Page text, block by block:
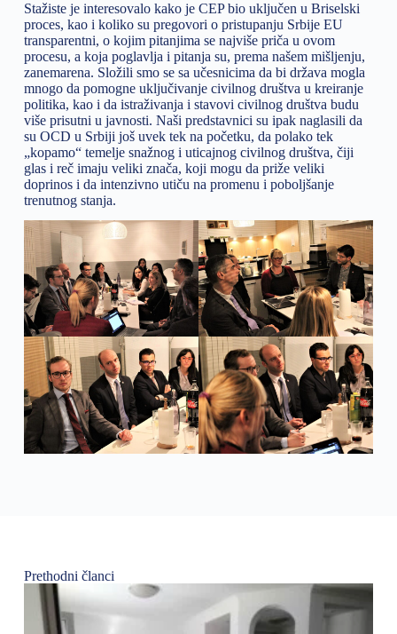
Stažiste je interesovalo kako je CEP bio uključen u Briselski
proces, kao i koliko su pregovori o pristupanju Srbije EU
transparentni, o kojim pitanjima se najviše priča u ovom
procesu, a koja poglavlja i pitanja su, prema našem mišljenju,
zanemarena. Složili smo se sa učesnicima da bi država mogla
mnogo da pomogne uključivanje civilnog društva u kreiranje
politika, kao i da istraživanja i stavovi civilnog društva budu
više prisutni u javnosti. Naši predstavnici su ipak naglasili da
su OCD u Srbiji još uvek tek na početku, da polako tek
„kopamo“ temelje snažnog i uticajnog civilnog društva, čiji
glas i reč imaju veliki znača, koji mogu da priže veliki
doprinos i da intenzivno utiču na promenu i poboljšanje
trenutnog stanja.
Prethodni članci